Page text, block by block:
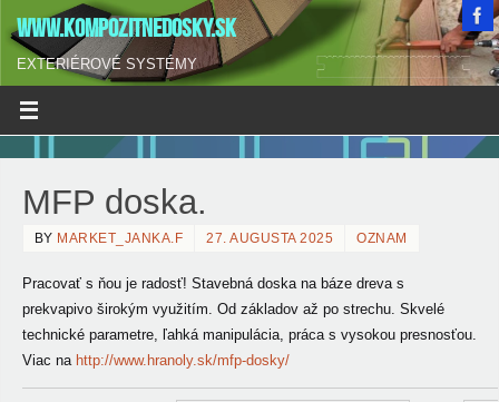
WWW.KOMPOZITNEDOSKY.SK
EXTERIÉROVÉ SYSTÉMY
MFP doska.
BY MARKET_JANKA.F 27. AUGUSTA 2025 OZNAM
Pracovať s ňou je radosť! Stavebná doska na báze drevas
prekvapivo širokým využitím. Od základov až po strechu. Skvelé
technické parametre, ľahká manipulácia, práca s vysokou presnosťou.
Viac na http://www.hranoly.sk/mfp-dosky/